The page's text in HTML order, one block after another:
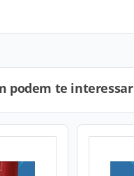
podem te interessar